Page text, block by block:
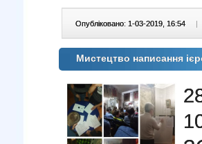
Опубліковано: 1-03-2019, 16:54 |
Мистецтво написання